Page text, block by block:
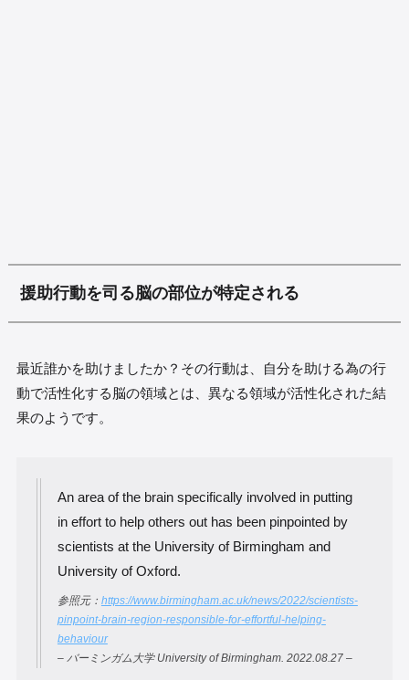
援助行動を司る脳の部位が特定される
最近誰かを助けましたか？その行動は、自分を助ける為の行
動で活性化する脳の領域とは、異なる領域が活性化された結
果のようです。
An area of the brain specifically involved in putting
in effort to help others out has been pinpointed by
scientists at the University of Birmingham and
University of Oxford.
参照元： https://www.birmingham.ac.uk/news/2022/scientists-
pinpoint-brain-region-responsible-for-effortful-helping-
behaviour
– バーミンガム大学 University of Birmingham. 2022.08.27 –